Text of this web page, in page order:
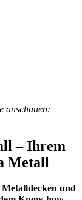
anschauen:
– Ihrem
Metall
und